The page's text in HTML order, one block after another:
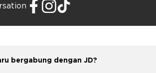
bergabung dengan JD?